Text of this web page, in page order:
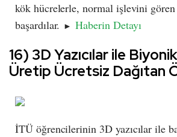
kök hücrelerle, normal işlevini
başardılar. ► Haberin Detayı
16) 3D Yazıcılar ile
Üretip Ücretsiz Dağıtan
İTÜ öğrencilerinin 3D yazıcılar ile